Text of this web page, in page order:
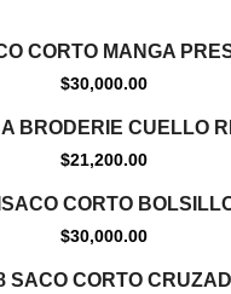
CORTO MANGA
$30,000.00
BRODERIE CUELLO
$21,200.00
CORTO
$30,000.00
SACO CORTO